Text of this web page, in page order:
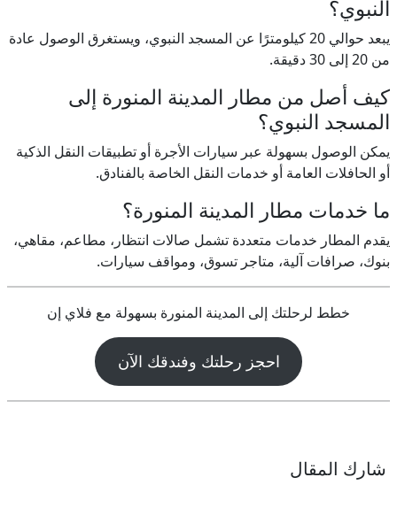
النبوي؟
يبعد حوالي 20 كيلومترًا عن المسجد النبوي، ويستغرق الوصول عادة
من 20 إلى 30 دقيقة.
كيف أصل من مطار المدينة المنورة إلى
المسجد النبوي؟
يمكن الوصول بسهولة عبر سيارات الأجرة أو تطبيقات النقل الذكية
أو الحافلات العامة أو خدمات النقل الخاصة بالفنادق.
ما خدمات مطار المدينة المنورة؟
يقدم المطار خدمات متعددة تشمل صالات انتظار، مطاعم، مقاهي،
بنوك، صرافات آلية، متاجر تسوق، ومواقف سيارات.
خطط لرحلتك إلى المدينة المنورة بسهولة مع فلاي إن
احجز رحلتك وفندقك الآن
شارك المقال